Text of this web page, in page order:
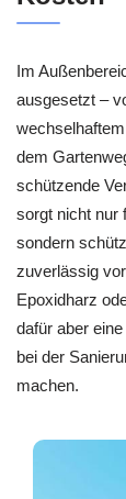
Im
ausgesetzt –
dem
schützende
sorgt nicht nur
sondern
zuverlässig
Epoxidharz
dafür aber
bei der
machen.